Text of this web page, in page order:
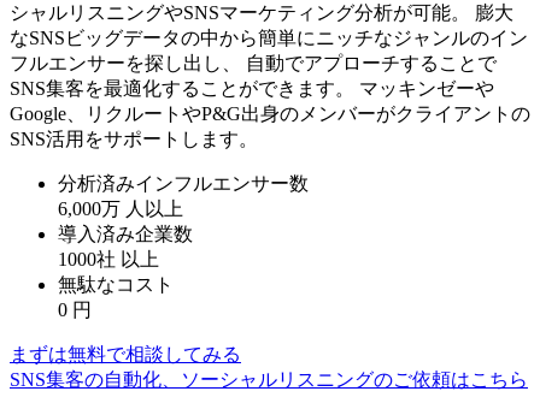
シャルリスニングやSNSマーケティング分析が可能。 膨大
なSNSビッグデータの中から簡単にニッチなジャンルのイン
フルエンサーを探し出し、 自動でアプローチすることで
SNS集客を最適化することができます。 マッキンゼーや
Google、リクルートやP&G出身のメンバーがクライアントの
SNS活用をサポートします。
分析済みインフルエンサー数
6,000万 人以上
導入済み企業数
1000社 以上
無駄なコスト
0 円
まずは無料で相談してみる
SNS集客の自動化、ソーシャルリスニングのご依頼はこちら